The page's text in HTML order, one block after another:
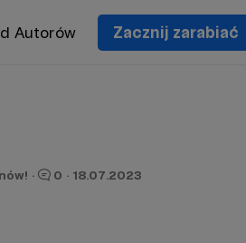
Autorów Zacznij zarabiać
· 0 · 18.07.2023